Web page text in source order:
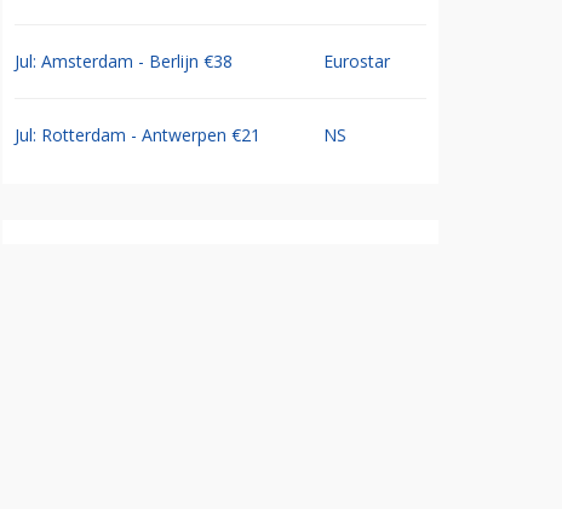
Jul: Amsterdam - Berlijn €38 Eurostar
Jul: Rotterdam - Antwerpen €21 NS